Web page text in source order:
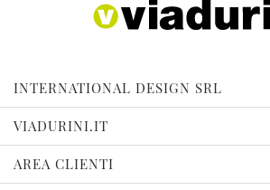
INTERNATIONAL DESIGN SRL
VIADURINI.IT
AREA CLIENTI